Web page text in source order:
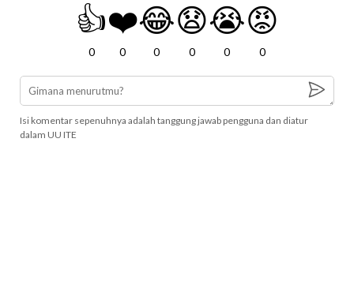
👍
0
❤️
0
😂
0
😧
0
😭
0
😡
0
Isi komentar sepenuhnya adalah tanggung jawab pengguna dan diatur
dalam UU ITE